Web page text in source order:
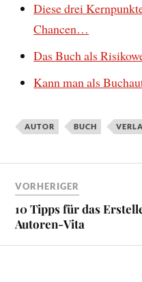
Diese drei
Chancen…
Das Buch als
Kann man als
AUTOR BUCH
VORHERIGER
10 Tipps für das
Autoren-Vita